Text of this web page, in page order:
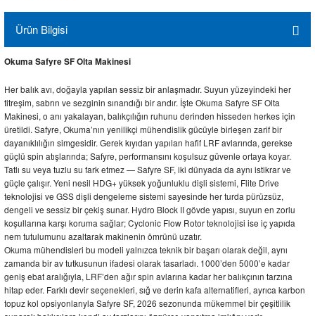
Ürün Bilgisi
Okuma Safyre SF Olta Makinesi
Her balık avı, doğayla yapılan sessiz bir anlaşmadır. Suyun yüzeyindeki her
titreşim, sabrın ve sezginin sınandığı bir andır. İşte Okuma Safyre SF Olta
Makinesi, o anı yakalayan, balıkçılığın ruhunu derinden hisseden herkes için
üretildi. Safyre, Okuma’nın yenilikçi mühendislik gücüyle birleşen zarif bir
dayanıklılığın simgesidir. Gerek kıyıdan yapılan hafif LRF avlarında, gerekse
güçlü spin atışlarında; Safyre, performansını koşulsuz güvenle ortaya koyar.
Tatlı su veya tuzlu su fark etmez — Safyre SF, iki dünyada da aynı istikrar ve
güçle çalışır. Yeni nesil HDG+ yüksek yoğunluklu dişli sistemi, Flite Drive
teknolojisi ve GSS dişli dengeleme sistemi sayesinde her turda pürüzsüz,
dengeli ve sessiz bir çekiş sunar. Hydro Block II gövde yapısı, suyun en zorlu
koşullarına karşı koruma sağlar; Cyclonic Flow Rotor teknolojisi ise iç yapıda
nem tutulumunu azaltarak makinenin ömrünü uzatır.
Okuma mühendisleri bu modeli yalnızca teknik bir başarı olarak değil, aynı
zamanda bir av tutkusunun ifadesi olarak tasarladı. 1000’den 5000’e kadar
geniş ebat aralığıyla, LRF’den ağır spin avlarına kadar her balıkçının tarzına
hitap eder. Farklı devir seçenekleri, sığ ve derin kafa alternatifleri, ayrıca karbon
topuz kol opsiyonlarıyla Safyre SF, 2026 sezonunda mükemmel bir çeşitlilik